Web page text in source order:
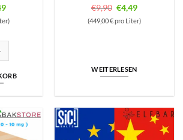
Aktueller
Preis
Liquid | Wild Berries und Aniseed Ice | 20mg Menge
€9,90 Ursprünglicher
Preis
€4,49Aktueller
Preis
(449,00 € pro Liter)
WEITERLESEN